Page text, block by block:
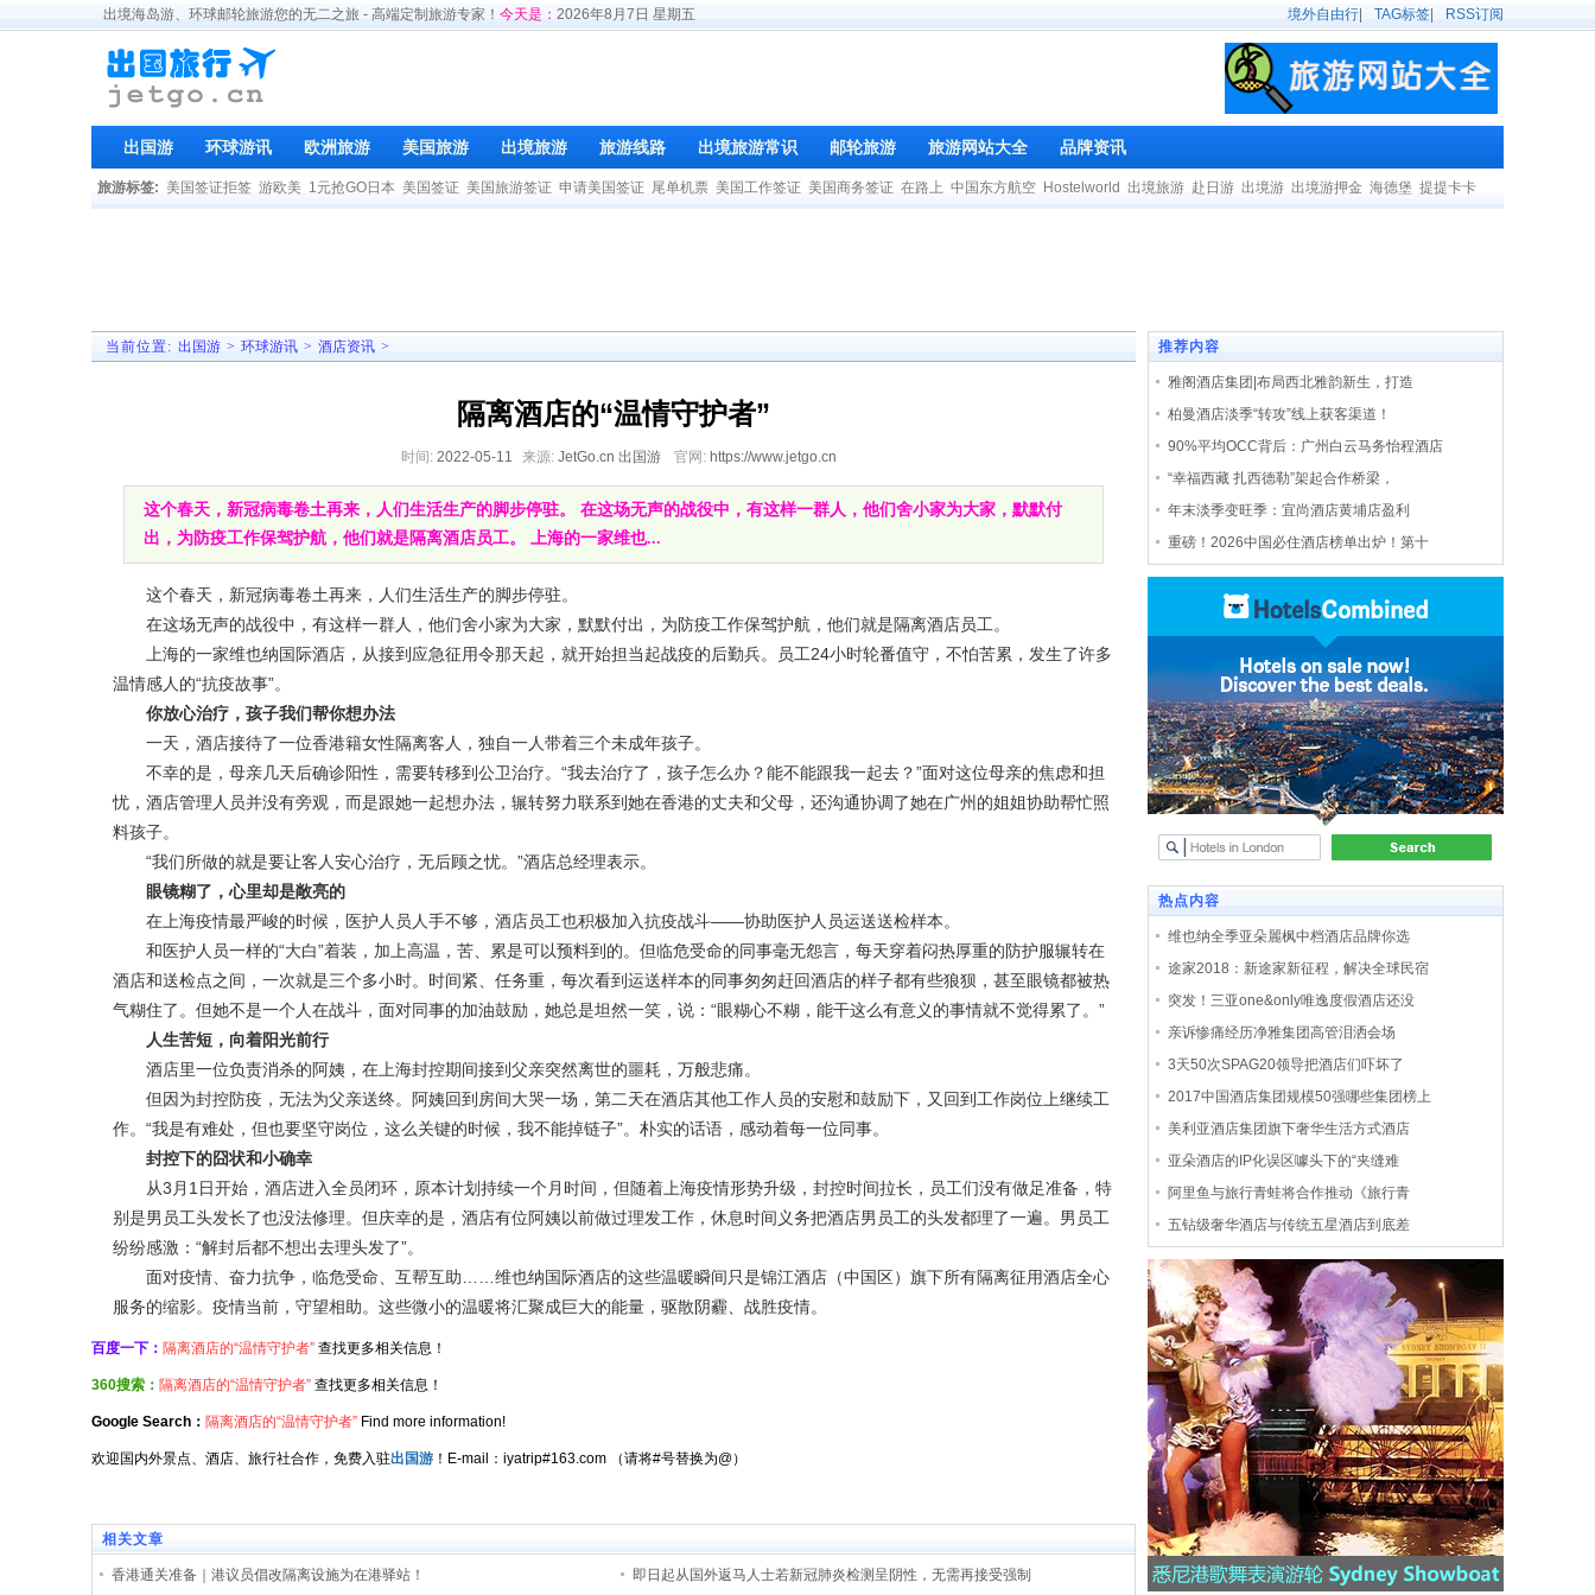
出境海岛游、环球邮轮旅游您的无二之旅 - 高端定制旅游专家！ 今天是： 2026年8月7日 星期五 境外自由行 TAG标签 RSS订阅
出国游 环球游讯 欧洲旅游 美国旅游 出境旅游 旅游线路 出境旅游常识 邮轮旅游 旅游网站大全 品牌资讯
旅游标签: 美国签证拒签 游欧美 1元抢GO日本 美国签证 美国旅游签证 申请美国签证 尾单机票 美国工作签证 美国商务签证 在路上 中国东方航空 Hostelworld 出境旅游 赴日游 出境游 出境游押金 海德堡 提提卡卡
当前位置: 出国游 > 环球游讯 > 酒店资讯 >
隔离酒店的“温情守护者”
时间: 2022-05-11 来源: JetGo.cn 出国游 官网: https://www.jetgo.cn
这个春天，新冠病毒卷土再来，人们生活生产的脚步停驻。 在这场无声的战役中，有这样一群人，他们舍小家为大家，默默付
出，为防疫工作保驾护航，他们就是隔离酒店员工。 上海的一家维也...
这个春天，新冠病毒卷土再来，人们生活生产的脚步停驻。
在这场无声的战役中，有这样一群人，他们舍小家为大家，默默付出，为防疫工作保驾护航，他们就是隔离酒店员工。
上海的一家维也纳国际酒店，从接到应急征用令那天起，就开始担当起战疫的后勤兵。员工24小时轮番值守，不怕苦累，发生了许多
温情感人的“抗疫故事”。
你放心治疗，孩子我们帮你想办法
一天，酒店接待了一位香港籍女性隔离客人，独自一人带着三个未成年孩子。
不幸的是，母亲几天后确诊阳性，需要转移到公卫治疗。“我去治疗了，孩子怎么办？能不能跟我一起去？”面对这位母亲的焦虑和担
忧，酒店管理人员并没有旁观，而是跟她一起想办法，辗转努力联系到她在香港的丈夫和父母，还沟通协调了她在广州的姐姐协助帮忙照
料孩子。
“我们所做的就是要让客人安心治疗，无后顾之忧。”酒店总经理表示。
眼镜糊了，心里却是敞亮的
在上海疫情最严峻的时候，医护人员人手不够，酒店员工也积极加入抗疫战斗——协助医护人员运送送检样本。
和医护人员一样的“大白”着装，加上高温，苦、累是可以预料到的。但临危受命的同事毫无怨言，每天穿着闷热厚重的防护服辗转在
酒店和送检点之间，一次就是三个多小时。时间紧、任务重，每次看到运送样本的同事匆匆赶回酒店的样子都有些狼狈，甚至眼镜都被热
气糊住了。但她不是一个人在战斗，面对同事的加油鼓励，她总是坦然一笑，说：“眼糊心不糊，能干这么有意义的事情就不觉得累了。”
人生苦短，向着阳光前行
酒店里一位负责消杀的阿姨，在上海封控期间接到父亲突然离世的噩耗，万般悲痛。
但因为封控防疫，无法为父亲送终。阿姨回到房间大哭一场，第二天在酒店其他工作人员的安慰和鼓励下，又回到工作岗位上继续工
作。“我是有难处，但也要坚守岗位，这么关键的时候，我不能掉链子”。朴实的话语，感动着每一位同事。
封控下的囧状和小确幸
从3月1日开始，酒店进入全员闭环，原本计划持续一个月时间，但随着上海疫情形势升级，封控时间拉长，员工们没有做足准备，特
别是男员工头发长了也没法修理。但庆幸的是，酒店有位阿姨以前做过理发工作，休息时间义务把酒店男员工的头发都理了一遍。男员工
纷纷感激：“解封后都不想出去理头发了”。
面对疫情、奋力抗争，临危受命、互帮互助……维也纳国际酒店的这些温暖瞬间只是锦江酒店（中国区）旗下所有隔离征用酒店全心
服务的缩影。疫情当前，守望相助。这些微小的温暖将汇聚成巨大的能量，驱散阴霾、战胜疫情。
百度一下： 隔离酒店的“温情守护者” 查找更多相关信息！
360搜索： 隔离酒店的“温情守护者” 查找更多相关信息！
Google Search： 隔离酒店的“温情守护者” Find more information!
欢迎国内外景点、酒店、旅行社合作，免费入驻出国游 ！E-mail：iyatrip#163.com （请将#号替换为@）
相关文章
香港通关准备｜港议员倡改隔离设施为在港驿站！ 即日起从国外返马人士若新冠肺炎检测呈阴性，无需再接受强制
推荐内容
雅阁酒店集团|布局西北雅韵新生，打造
柏曼酒店淡季“转攻”线上获客渠道！
90%平均OCC背后：广州白云马务怡程酒店
“幸福西藏 扎西德勒”架起合作桥梁，
年末淡季变旺季：宜尚酒店黄埔店盈利
重磅！2026中国必住酒店榜单出炉！第十
热点内容
维也纳全季亚朵麗枫中档酒店品牌你选
途家2018：新途家新征程，解决全球民宿
突发！三亚one&only唯逸度假酒店还没
亲诉惨痛经历净雅集团高管泪洒会场
3天50次SPAG20领导把酒店们吓坏了
2017中国酒店集团规模50强哪些集团榜上
美利亚酒店集团旗下奢华生活方式酒店
亚朵酒店的IP化误区噱头下的“夹缝难
阿里鱼与旅行青蛙将合作推动《旅行青
五钻级奢华酒店与传统五星酒店到底差